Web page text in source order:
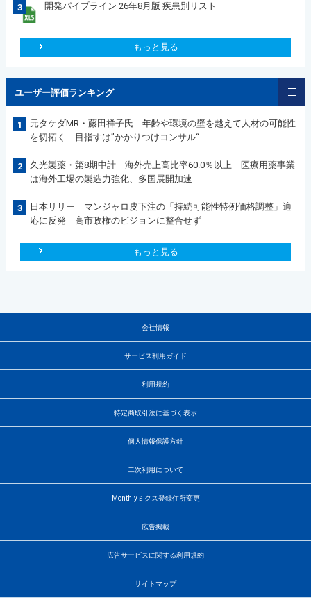
3 開発パイプライン 26年8月版 疾患別リスト
もっと見る
ユーザー評価ランキング
1
元タケダMR・藤田祥子氏 年齢や環境の壁を越えて人材の可能性
を切拓く 目指すは”かかりつけコンサル“
2
久光製薬・第8期中計 海外売上高比率60.0％以上 医療用薬事業
は海外工場の製造力強化、多国展開加速
3
日本リリー マンジャロ皮下注の「持続可能性特例価格調整」適
応に反発 高市政権のビジョンに整合せず
もっと見る
会社情報
サービス利用ガイド
利用規約
特定商取引法に基づく表示
個人情報保護方針
二次利用について
Monthlyミクス登録住所変更
広告掲載
広告サービスに関する利用規約
サイトマップ